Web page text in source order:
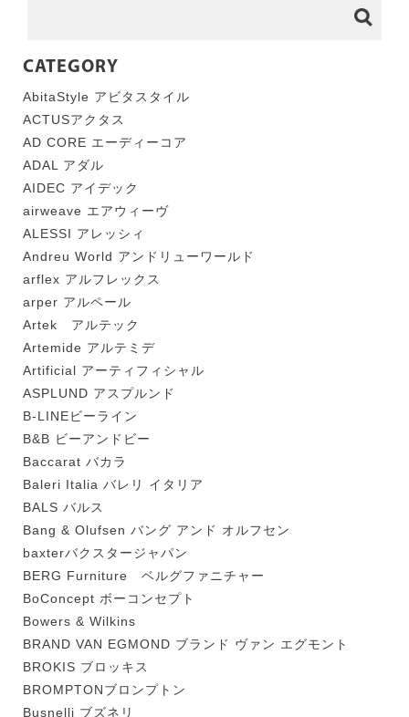
CATEGORY
AbitaStyle アビタスタイル
ACTUSアクタス
AD CORE エーディーコア
ADAL アダル
AIDEC アイデック
airweave エアウィーヴ
ALESSI アレッシィ
Andreu World アンドリューワールド
arflex アルフレックス
arper アルペール
Artek アルテック
Artemide アルテミデ
Artificial アーティフィシャル
ASPLUND アスプルンド
B-LINEビーライン
B&B ビーアンドビー
Baccarat バカラ
Baleri Italia バレリ イタリア
BALS バルス
Bang & Olufsen バング アンド オルフセン
baxterバクスタージャパン
BERG Furniture ベルグファニチャー
BoConcept ボーコンセプト
Bowers & Wilkins
BRAND VAN EGMOND ブランド ヴァン エグモント
BROKIS ブロッキス
BROMPTONブロンプトン
Busnelli ブズネリ